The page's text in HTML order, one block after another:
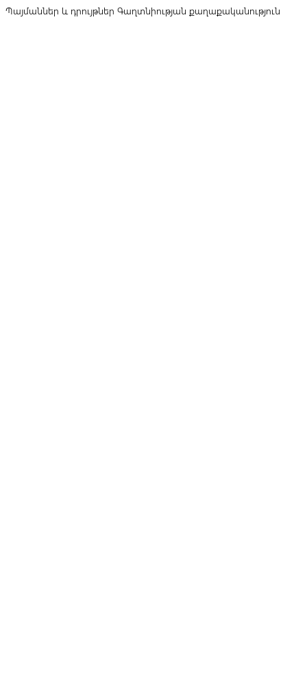
Պայմաններ և դրույթներ Գաղտնիության քաղաքականություն